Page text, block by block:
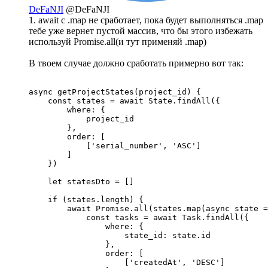
DeFaNJI @DeFaNJI
1. await с .map не сработает, пока будет выполняться .map
тебе уже вернет пустой массив, что бы этого избежать
используй Promise.all(и тут применяй .map)
В твоем случае должно сработать примерно вот так:
async getProjectStates(project_id) {
    const states = await State.findAll({
        where: {
            project_id
        },
        order: [
            ['serial_number', 'ASC']
    })
    let statesDto = []
    if (states.length) {
await Promise.all(states.map(async state
            const tasks = await Task.findAll({
                where: {
                    state_id: state.id
                },
                order: [
                    ['createdAt', 'DESC']